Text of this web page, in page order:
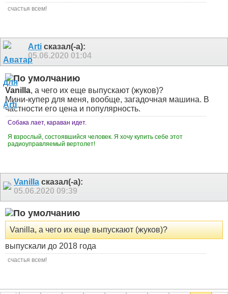
счастья всем!
Arti сказал(-а):
05.06.2020 01:04
Vanilla, а чего их еще выпускают (жуков)?
Мини-купер для меня, вообще, загадочная машина. В
частности его цена и популярность.
Собака лает, караван идет.
Я взрослый, состоявшийся человек. Я хочу купить себе этот
радиоуправляемый вертолет!
Vanilla сказал(-а):
05.06.2020 09:39
Vanilla, а чего их еще выпускают (жуков)?
выпускали до 2018 года
счастья всем!